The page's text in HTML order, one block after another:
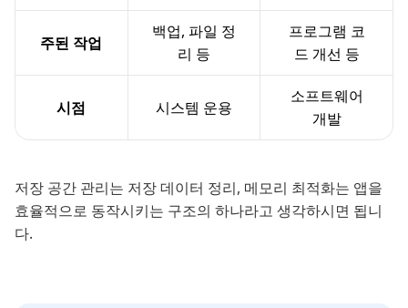
주된 작업
백업, 파일 정
리 등
프로그램 코
드 개선 등
시점 시스템 운용
소프트웨어
개발
저장 공간 관리는 저장 데이터 정리, 메모리 최적화는 앱을
효율적으로 동작시키는 구조의 하나라고 생각하시면 됩니
다.